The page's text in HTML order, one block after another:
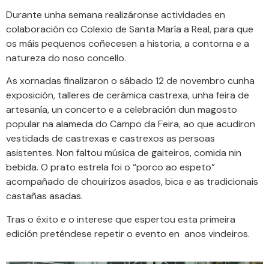
Durante unha semana realizáronse actividades en
colaboración co Colexio de Santa María a Real, para que
os máis pequenos coñecesen a historia, a contorna e a
natureza do noso concello.
As xornadas finalizaron o sábado 12 de novembro cunha
exposición, talleres de cerámica castrexa, unha feira de
artesanía, un concerto e a celebración dun magosto
popular na alameda do Campo da Feira, ao que acudiron
vestidads de castrexas e castrexos as persoas
asistentes. Non faltou música de gaiteiros, comida nin
bebida. O prato estrela foi o “porco ao espeto”
acompañado de chouirizos asados, bica e as tradicionais
castañas asadas.
Tras o éxito e o interese que espertou esta primeira
edición preténdese repetir o evento en anos vindeiros.